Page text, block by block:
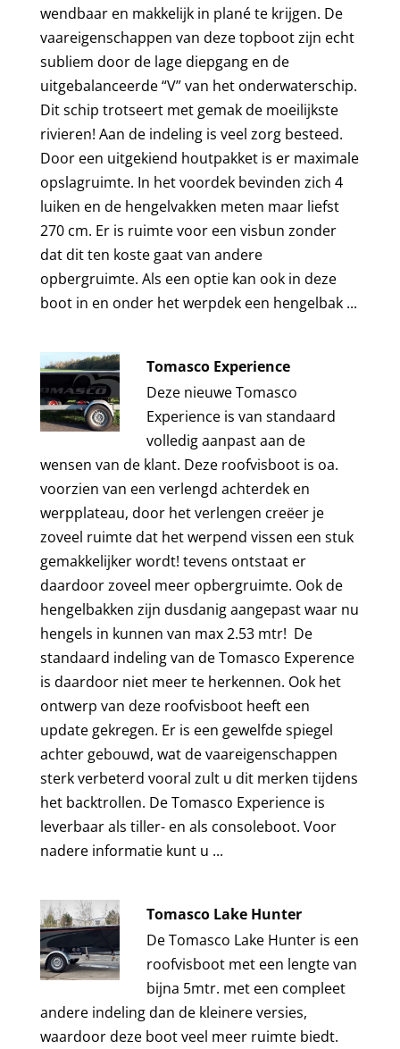
wendbaar en makkelijk in plané te krijgen. De
vaareigenschappen van deze topboot zijn echt
subliem door de lage diepgang en de
uitgebalanceerde “V” van het onderwaterschip.
Dit schip trotseert met gemak de moeilijkste
rivieren! Aan de indeling is veel zorg besteed.
Door een uitgekiend houtpakket is er maximale
opslagruimte. In het voordek bevinden zich 4
luiken en de hengelvakken meten maar liefst
270 cm. Er is ruimte voor een visbun zonder
dat dit ten koste gaat van andere
opbergruimte. Als een optie kan ook in deze
boot in en onder het werpdek een hengelbak ...
Tomasco Experience
Deze nieuwe Tomasco
Experience is van standaard
volledig aanpast aan de
wensen van de klant. Deze roofvisboot is oa.
voorzien van een verlengd achterdek en
werpplateau, door het verlengen creëer je
zoveel ruimte dat het werpend vissen een stuk
gemakkelijker wordt! tevens ontstaat er
daardoor zoveel meer opbergruimte. Ook de
hengelbakken zijn dusdanig aangepast waar nu
hengels in kunnen van max 2.53 mtr! De
standaard indeling van de Tomasco Experence
is daardoor niet meer te herkennen. Ook het
ontwerp van deze roofvisboot heeft een
update gekregen. Er is een gewelfde spiegel
achter gebouwd, wat de vaareigenschappen
sterk verbeterd vooral zult u dit merken tijdens
het backtrollen. De Tomasco Experience is
leverbaar als tiller- en als consoleboot. Voor
nadere informatie kunt u ...
Tomasco Lake Hunter
De Tomasco Lake Hunter is een
roofvisboot met een lengte van
bijna 5mtr. met een compleet
andere indeling dan de kleinere versies,
waardoor deze boot veel meer ruimte biedt.